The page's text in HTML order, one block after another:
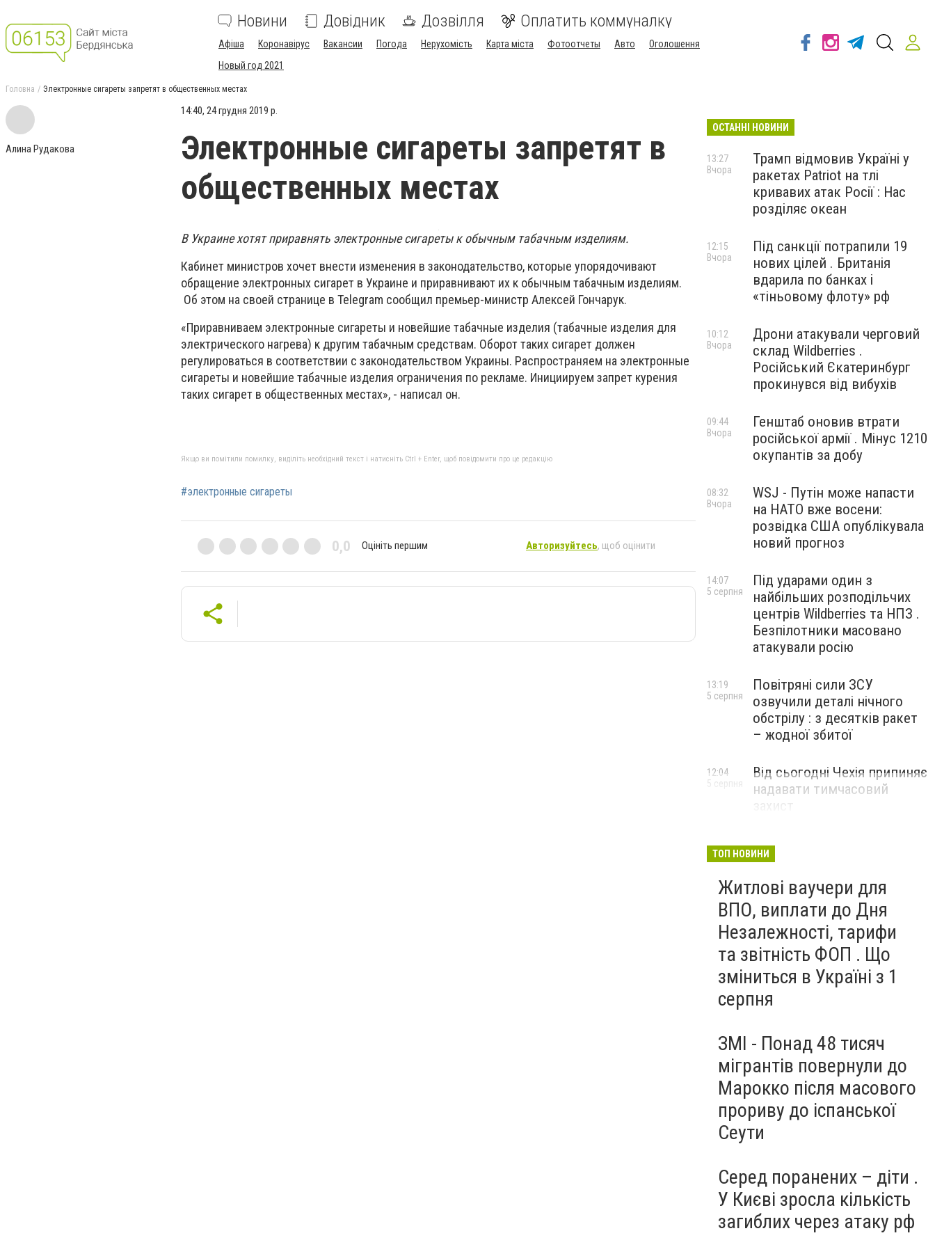
Новини Довідник Дозвілля Оплатить коммуналку
Афіша Коронавірус Вакансии Погода Нерухомість Карта міста Фотоотчеты Авто
Оголошення
Новый год 2021
Головна Электронные сигареты запретят в общественных местах
Алина Рудакова
14:40, 24 грудня 2019 р.
Электронные сигареты запретят в
общественных местах
В Украине хотят приравнять электронные сигареты к обычным табачным изделиям.
Кабинет министров хочет внести изменения в законодательство, которые упорядочивают
обращение электронных сигарет в Украине и приравнивают их к обычным табачным изделиям.
Об этом на своей странице в Telegram сообщил премьер-министр Алексей Гончарук.
«Приравниваем электронные сигареты и новейшие табачные изделия (табачные изделия для
электрического нагрева) к другим табачным средствам. Оборот таких сигарет должен
регулироваться в соответствии с законодательством Украины. Распространяем на электронные
сигареты и новейшие табачные изделия ограничения по рекламе. Инициируем запрет курения
таких сигарет в общественных местах», - написал он.
Якщо ви помітили помилку, виділіть необхідний текст і натисніть Ctrl + Enter, щоб повідомити про це редакцію
#электронные сигареты
0,0 Оцініть першим Авторизуйтесь, щоб оцінити
ОСТАННІ НОВИНИ
Трамп відмовив Україні у
ракетах Patriot на тлі
кривавих атак Росії : Нас
розділяє океан
13:27
Вчора
Під санкції потрапили 19
нових цілей . Британія
вдарила по банках і
«тіньовому флоту» рф
12:15
Вчора
Дрони атакували черговий
склад Wildberries .
Російський Єкатеринбург
прокинувся від вибухів
10:12
Вчора
Генштаб оновив втрати
російської армії . Мінус 1210
окупантів за добу
09:44
Вчора
WSJ - Путін може напасти
на НАТО вже восени:
розвідка США опублікувала
новий прогноз
08:32
Вчора
Під ударами один з
найбільших розподільчих
центрів Wildberries та НПЗ .
Безпілотники масовано
атакували росію
14:07
5 серпня
Повітряні сили ЗСУ
озвучили деталі нічного
обстрілу : з десятків ракет
– жодної збитої
13:19
5 серпня
Від сьогодні Чехія припиняє
надавати тимчасовий
12:04
5 серпня
ТОП НОВИНИ
Житлові ваучери для
ВПО, виплати до Дня
Незалежності, тарифи
та звітність ФОП . Що
зміниться в Україні з 1
серпня
ЗМІ - Понад 48 тисяч
мігрантів повернули до
Марокко після масового
прориву до іспанської
Сеути
Серед поранених – діти .
У Києві зросла кількість
загиблих через атаку рф